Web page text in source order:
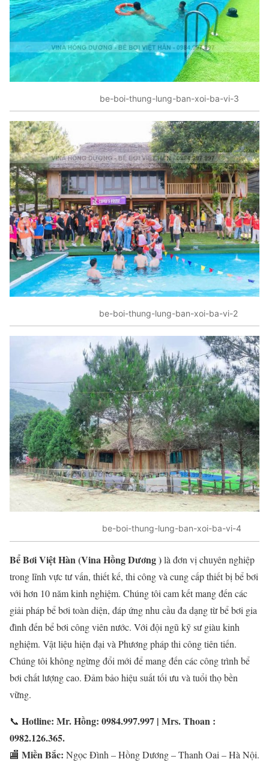
be-boi-thung-lung-ban-xoi-ba-vi-3
be-boi-thung-lung-ban-xoi-ba-vi-2
be-boi-thung-lung-ban-xoi-ba-vi-4
Bể Bơi Việt Hàn (Vina Hồng Dương )là đơn vị chuyên nghiệp
trong lĩnh vực tư vấn, thiết kế, thi công và cung cấp thiết bị bể bơi
với hơn 10 năm kinh nghiệm. Chúng tôi cam kết mang đến các
giải pháp bể bơi toàn diện, đáp ứng nhu cầu đa dạng từ bể bơi gia
đình đến bể bơi công viên nước. Với đội ngũ kỹ sư giàu kinh
nghiệm. Vật liệu hiện đại và Phương pháp thi công tiên tiến.
Chúng tôi không ngừng đổi mới để mang đến các công trình bể
bơi chất lượng cao. Đảm bảo hiệu suất tối ưu và tuổi thọ bền
vững.
📞 Hotline: Mr. Hồng: 0984.997.997 | Mrs. Thoan :
0982.126.365.
🏬 Miền Bắc: Ngọc Đình – Hồng Dương – Thanh Oai – Hà Nội.